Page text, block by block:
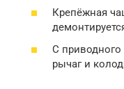
Крепёжная
С
рычаг и